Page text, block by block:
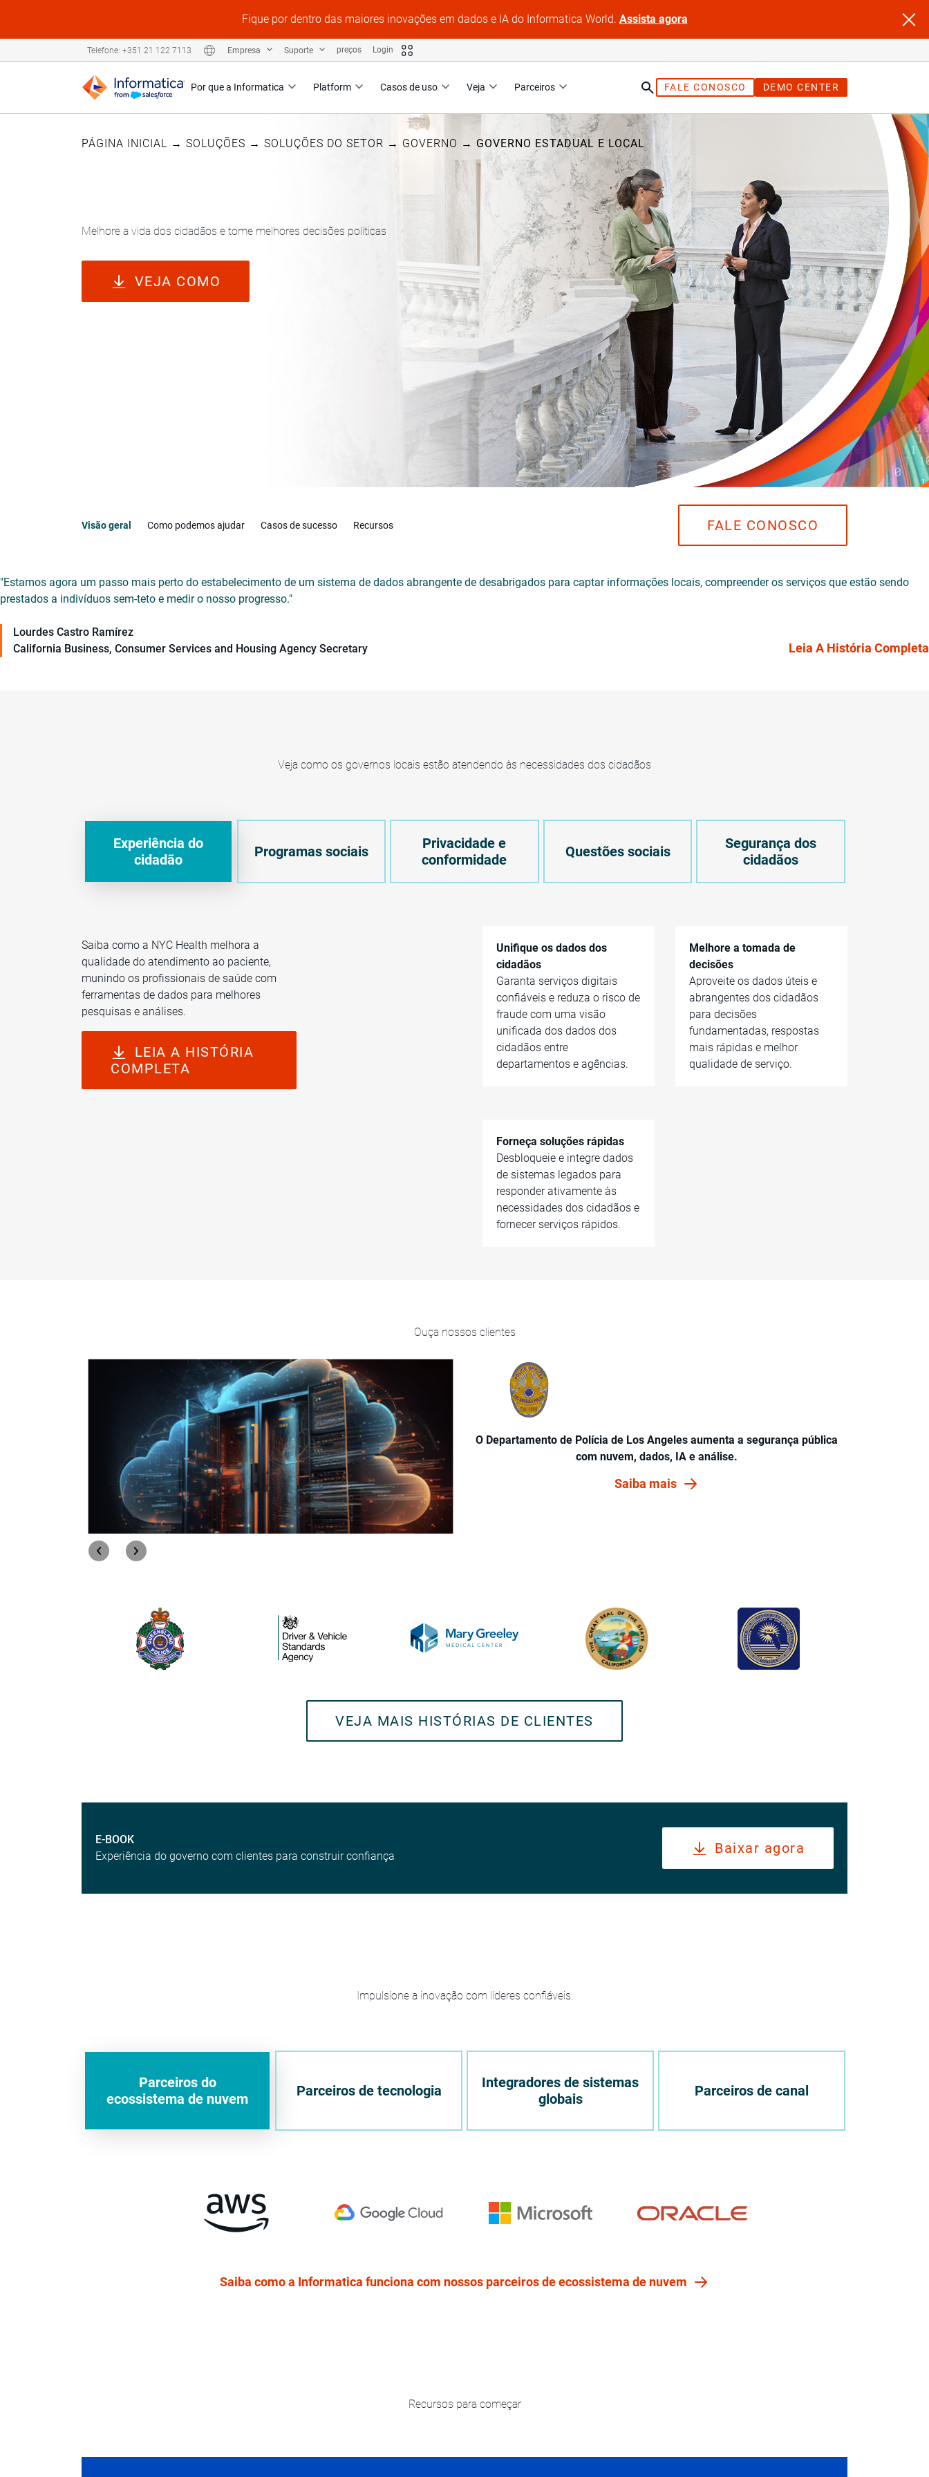
Fique por dentro das maiores inovações em dados e IA do Informatica World. Assista agora
Por que a Informatica Platform Casos de uso Veja Parceiros FALE CONOSCO DEMO CENTER
Telefone: +351 21 122 7113 Empresa Suporte preços Login
PÁGINA INICIAL → SOLUÇÕES → SOLUÇÕES DO SETOR → GOVERNO → GOVERNO ESTADUAL E LOCAL
Melhore a vida dos cidadãos e tome melhores decisões políticas
VEJA COMO
Visão geral Como podemos ajudar Casos de sucesso Recursos FALE CONOSCO
"Estamos agora um passo mais perto do estabelecimento de um sistema de dados abrangente de desabrigados para captar informações locais, compreender os serviços que estão sendo
prestados a indivíduos sem-teto e medir o nosso progresso."
Lourdes Castro Ramírez
California Business, Consumer Services and Housing Agency Secretary
Leia A História Completa
Veja como os governos locais estão atendendo às necessidades dos cidadãos
Experiência do
cidadão
Programas sociais
Privacidade e
conformidade
Questões sociais
Segurança dos
cidadãos
Saiba como a NYC Health melhora a
qualidade do atendimento ao paciente,
munindo os profissionais de saúde com
ferramentas de dados para melhores
pesquisas e análises.
LEIA A HISTÓRIA
COMPLETA
Unifique os dados dos
cidadãos
Garanta serviços digitais
confiáveis e reduza o risco de
fraude com uma visão
unificada dos dados dos
cidadãos entre
departamentos e agências.
Forneça soluções rápidas
Desbloqueie e integre dados
de sistemas legados para
responder ativamente às
necessidades dos cidadãos e
fornecer serviços rápidos.
Melhore a tomada de
decisões
Aproveite os dados úteis e
abrangentes dos cidadãos
para decisões
fundamentadas, respostas
mais rápidas e melhor
qualidade de serviço.
Ouça nossos clientes
O NYC Health and Hospitals permite que mais de 50.000 profissionais de
saúde tenham acesso a dados e análises confiáveis.
Saiba mais
VEJA MAIS HISTÓRIAS DE CLIENTES
E-BOOK
Experiência do governo com clientes para construir confiança
Baixar agora
Impulsione a inovação com líderes confiáveis.
Parceiros do
ecossistema de nuvem
Parceiros de tecnologia
Integradores de sistemas
globais
Parceiros de canal
Saiba como a Informatica funciona com nossos parceiros de ecossistema de nuvem
Recursos para começar